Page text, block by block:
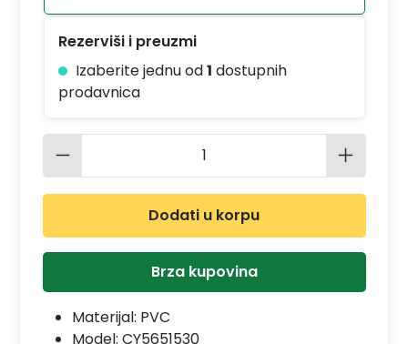
Rezerviši i preuzmi
Izaberite jednu od1 dostupnih
prodavnica
Količina proizvoda: Unesite
Dodati u korpu
Brza kupovina
Materijal: PVC
Model: CY5651530